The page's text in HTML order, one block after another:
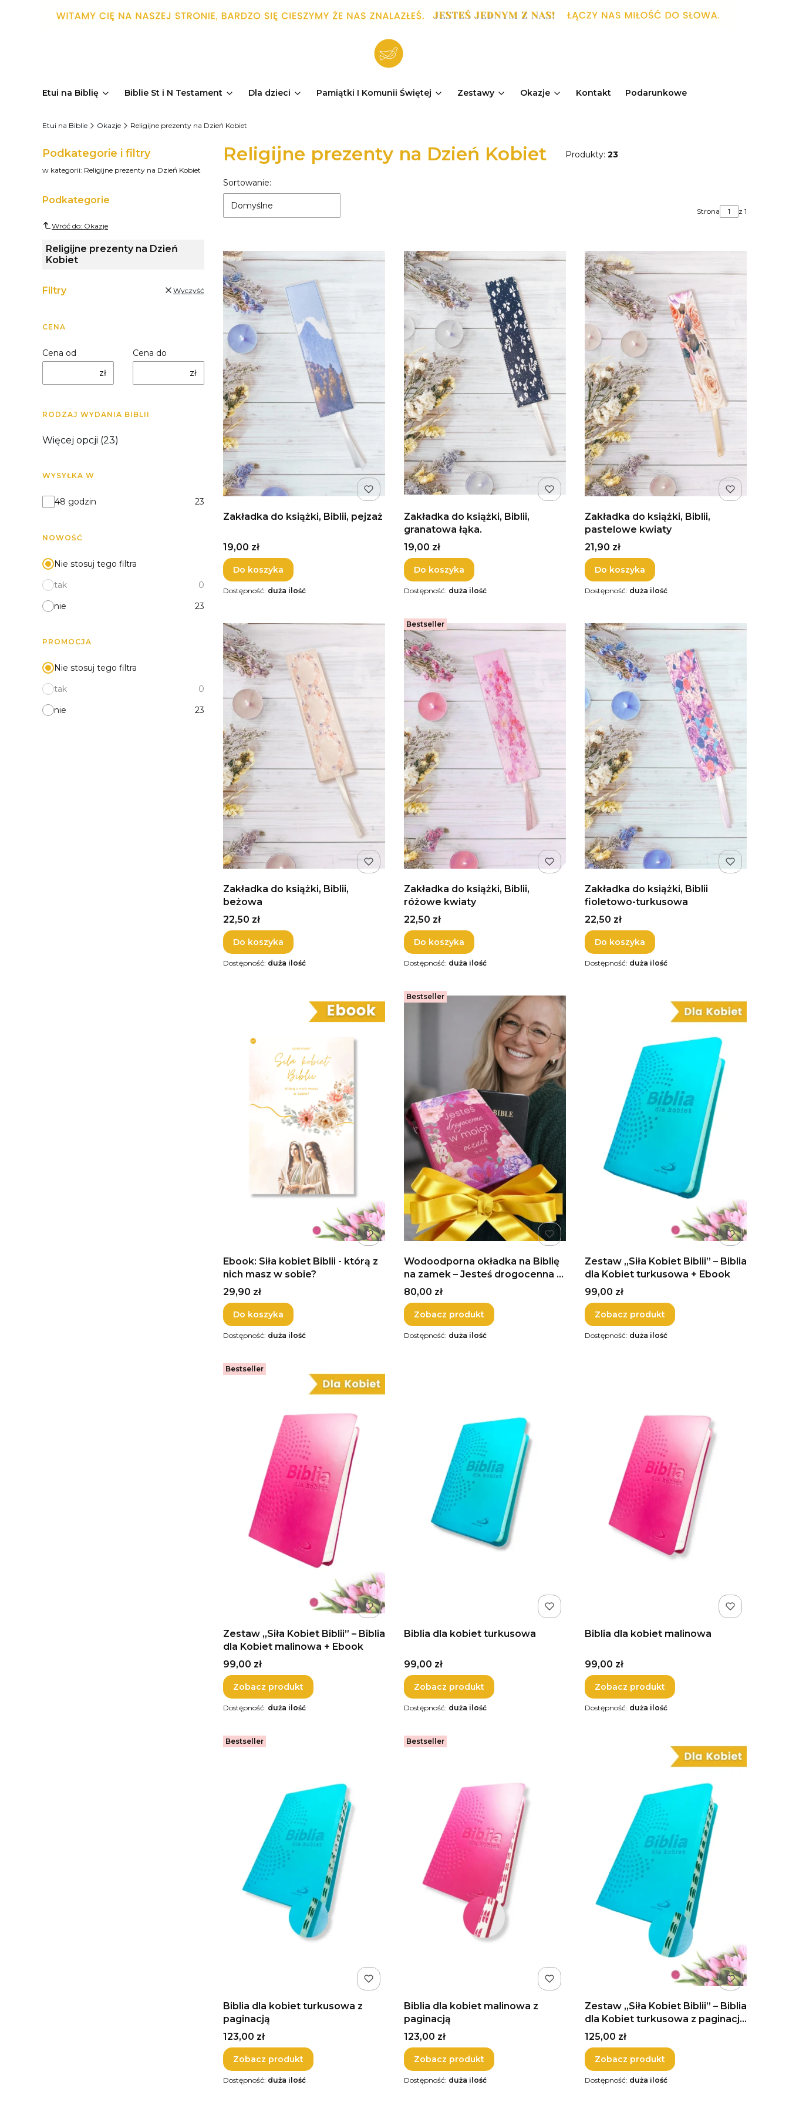
Etui na Biblię Biblie St i N Testament Dla dzieci Pamiątki I Komunii Świętej Zestawy Okazje Kontakt Podarunkowe
Etui na Biblie Okazje Religijne prezenty na Dzień Kobiet
Podkategorie i filtry
w kategorii: Religijne prezenty na Dzień Kobiet
Podkategorie
Wróć do: Okazje
Religijne prezenty na Dzień
Kobiet
Filtry Wyczyść
CENA
Cena od
zł
Cena do
zł
RODZAJ WYDANIA BIBLII
Rodzaj wydania Biblii
Więcej opcji (23)
WYSYŁKA W
Wysyłka w
48 godzin 23
NOWOŚĆ
Nie stosuj tego filtra
tak
0
nie
23
PROMOCJA
Nie stosuj tego filtra
tak
0
nie
23
Religijne prezenty na Dzień Kobiet Produkty: 23
Lista produktów
Sortowanie:
Domyślne
Strona z 1
Zakładka do książki, Biblii, pejzaż
Cena
19,00 zł
Do koszyka
Dostępność: duża ilość
Zakładka do książki, Biblii,
granatowa łąka.
Cena
19,00 zł
Do koszyka
Dostępność: duża ilość
Zakładka do książki, Biblii,
pastelowe kwiaty
Cena
21,90 zł
Do koszyka
Dostępność: duża ilość
Zakładka do książki, Biblii,
beżowa
Cena
22,50 zł
Do koszyka
Dostępność: duża ilość
Bestseller
Zakładka do książki, Biblii,
różowe kwiaty
Cena
22,50 zł
Do koszyka
Dostępność: duża ilość
Zakładka do książki, Biblii
fioletowo-turkusowa
Cena
22,50 zł
Do koszyka
Dostępność: duża ilość
Ebook: Siła kobiet Biblii - którą z
nich masz w sobie?
Cena
29,90 zł
Do koszyka
Dostępność: duża ilość
Bestseller
Wodoodporna okładka na Biblię
na zamek – Jesteś drogocenna –
fuksja
Cena
80,00 zł
Zobacz produkt
Dostępność: duża ilość
Zestaw „Siła Kobiet Biblii” – Biblia
dla Kobiet turkusowa + Ebook
Cena
99,00 zł
Zobacz produkt
Dostępność: duża ilość
Bestseller
Zestaw „Siła Kobiet Biblii” – Biblia
dla Kobiet malinowa + Ebook
Cena
99,00 zł
Zobacz produkt
Dostępność: duża ilość
Biblia dla kobiet turkusowa
Cena
99,00 zł
Zobacz produkt
Dostępność: duża ilość
Biblia dla kobiet malinowa
Cena
99,00 zł
Zobacz produkt
Dostępność: duża ilość
Bestseller
Biblia dla kobiet turkusowa z
paginacją
Cena
123,00 zł
Zobacz produkt
Dostępność: duża ilość
Bestseller
Biblia dla kobiet malinowa z
paginacją
Cena
123,00 zł
Zobacz produkt
Dostępność: duża ilość
Zestaw „Siła Kobiet Biblii” – Biblia
dla Kobiet turkusowa z paginacją
+ Ebook
Cena
125,00 zł
Zobacz produkt
Dostępność: duża ilość